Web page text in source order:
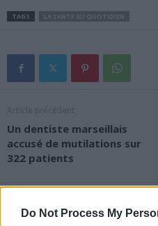
Do Not Process My
TAGS
Un dentiste marseillais
accusé de mutilations sur
322 patients